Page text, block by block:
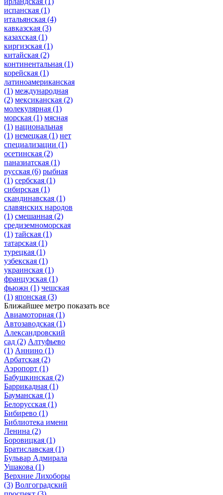
испанская (1)
итальянская (4)
кавказская (3)
казахская (1)
киргизская (1)
китайская (2)
континентальная (1)
корейская (1)
латиноамериканская
(1) международная
(2) мексиканская (2)
молекулярная (1)
морская (1) мясная
(1) национальная
(1) немецкая (1) нет
специализации (1)
осетинская (2)
паназиатская (1)
русская (6) рыбная
(1) сербская (1)
сибирская (1)
скандинавская (1)
славянских народов
(1) смешанная (2)
средиземноморская
(1) тайская (1)
татарская (1)
турецкая (1)
узбекская (1)
украинская (1)
французская (1)
фьюжн (1) чешская
(1) японская (3)
Ближайшее метро показать все
Авиамоторная (1)
Автозаводская (1)
Александровский
сад (2) Алтуфьево
(1) Аннино (1)
Арбатская (2)
Аэропорт (1)
Бабушкинская (2)
Баррикадная (1)
Бауманская (1)
Белорусская (1)
Бибирево (1)
Библиотека имени
Ленина (2)
Боровицкая (1)
Братиславская (1)
Бульвар Адмирала
Ушакова (1)
Верхние Лихоборы
(3) Волгоградский